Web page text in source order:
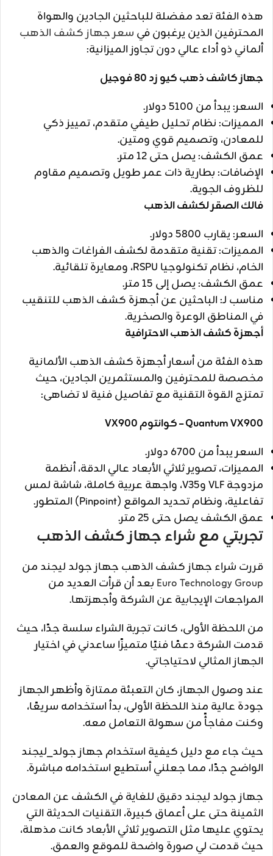
هذه الفئة تعد مفضلة للباحثين الجادين والهواة
المحترفين الذين يرغبون في سعر جهاز كشف الذهب
ألماني ذو أداء عالي دون تجاوز الميزانية:
جهاز كاشف ذهب كيو زد 80 فوجيل
السعر: يبدأ من 5100 دولار.
المميزات: نظام تحليل طيفي متقدم، تمييز ذكي
للمعادن، وتصميم قوي ومتين.
عمق الكشف: يصل حتى 12 متر.
الإضافات: بطارية ذات عمر طويل وتصميم مقاوم
للظروف الجوية.
فالك الصقر لكشف الذهب
السعر: يقارب 5800 دولار.
المميزات: تقنية متقدمة لكشف الفراغات والذهب
الخام، نظام تكنولوجيا RSPU، ومعايرة تلقائية.
عمق الكشف: يصل إلى 15 متر.
مناسب لـ: الباحثين عن أجهزة كشف الذهب للتنقيب
في المناطق الوعرة والصخرية.
أجهزة كشف الذهب الاحترافية
هذه الفئة من أسعار أجهزة كشف الذهب الألمانية
مخصصة للمحترفين والمستثمرين الجادين، حيث
تمتزج القوة التقنية مع تفاصيل فنية لا تضاهى:
Quantum VX900 – كوانتوم VX900
السعر يبدأ من 6700 دولار.
المميزات، تصوير ثلاثي الأبعاد عالي الدقة، أنظمة
مزدوجة VLF وV35، واجهة عربية كاملة، شاشة لمس
تفاعلية، ونظام تحديد المواقع (Pinpoint) المتطور.
عمق الكشف يصل حتى 25 متر.
تجربتي مع شراء جهاز كشف الذهب
قررت شراء جهاز كشف الذهب جهاز جولد ليجند من
Euro Technology Group بعد أن قرأت العديد من
المراجعات الإيجابية عن الشركة وأجهزتها.
من اللحظة الأولى، كانت تجربة الشراء سلسة جدًا، حيث
قدمت الشركة دعمًا فنيًا متميزًا ساعدني في اختيار
الجهاز المثالي لاحتياجاتي.
عند وصول الجهاز، كان التعبئة ممتازة وأظهر الجهاز
جودة عالية منذ اللحظة الأولى، بدأ استخدامه سريعًا،
وكنت مفاجأً من سهولة التعامل معه.
حيث جاء مع دليل كيفية استخدام جهاز جولد_ليجند
الواضح جدًا، مما جعلني أستطيع استخدامه مباشرة.
جهاز جولد ليجند دقيق للغاية في الكشف عن المعادن
الثمينة حتى على أعماق كبيرة، التقنيات الحديثة التي
يحتوي عليها مثل التصوير ثلاثي الأبعاد كانت مذهلة،
حيث قدمت لي صورة واضحة للموقع والعمق.